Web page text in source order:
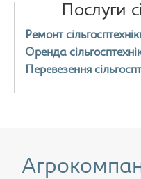
Послуги
Ремонт
Оренда
Перевезення